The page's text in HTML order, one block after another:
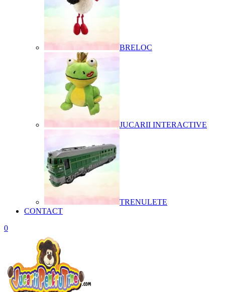
BRELOC
JUCARII INTERACTIVE
TRENULETE
CONTACT
0